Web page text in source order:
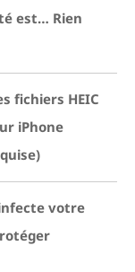
est… Rien
fichiers HEIC
iPhone
votre